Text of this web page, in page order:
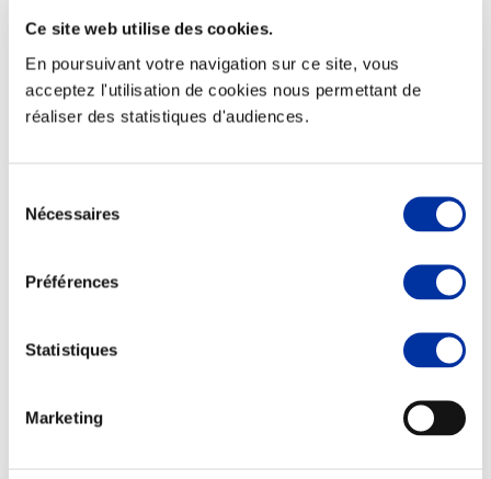
Ce site web utilise des cookies.
En poursuivant votre navigation sur ce site, vous
acceptez l'utilisation de cookies nous permettant de
réaliser des statistiques d'audiences.
Nécessaires
Préférences
Statistiques
Marketing
Elevage